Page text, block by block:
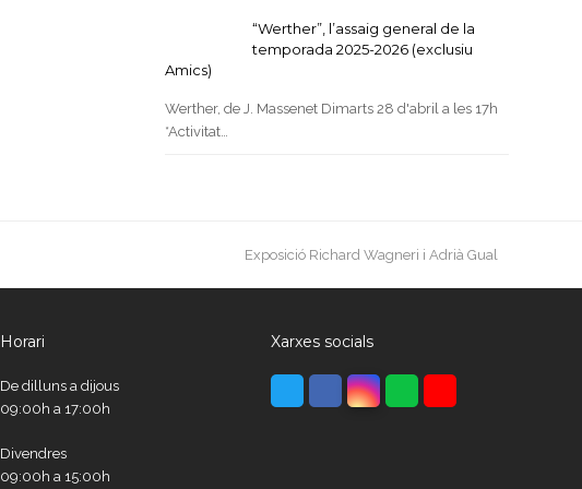
“Werther”, l’assaig general de la
temporada 2025-2026 (exclusiu
Amics)
Werther, de J. Massenet Dimarts 28 d'abril a les 17h
*Activitat…
next
Exposició Richard Wagneri i Adrià Gual
Horari
De dilluns a dijous
09:00h a 17:00h
Divendres
09:00h a 15:00h
Xarxes socials
TwitterFacebook
Instagram